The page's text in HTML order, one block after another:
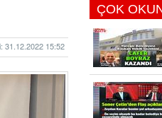
31.12.2022 15:52
ÇOK